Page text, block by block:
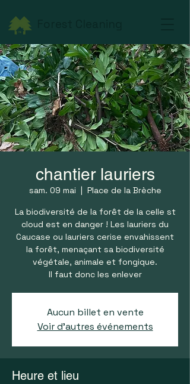
chantier lauriers
sam. 09 mai
  |
Place de la Brèche
La biodiversité de la forêt de la celle st
cloud est en danger ! Les lauriers du
Caucase ou lauriers cerise envahissent
la forêt, menaçant sa biodiversité
végétale, animale et fongique.
Il faut donc les enlever
Aucun billet en vente
Voir d'autres événements
Heure et lieu